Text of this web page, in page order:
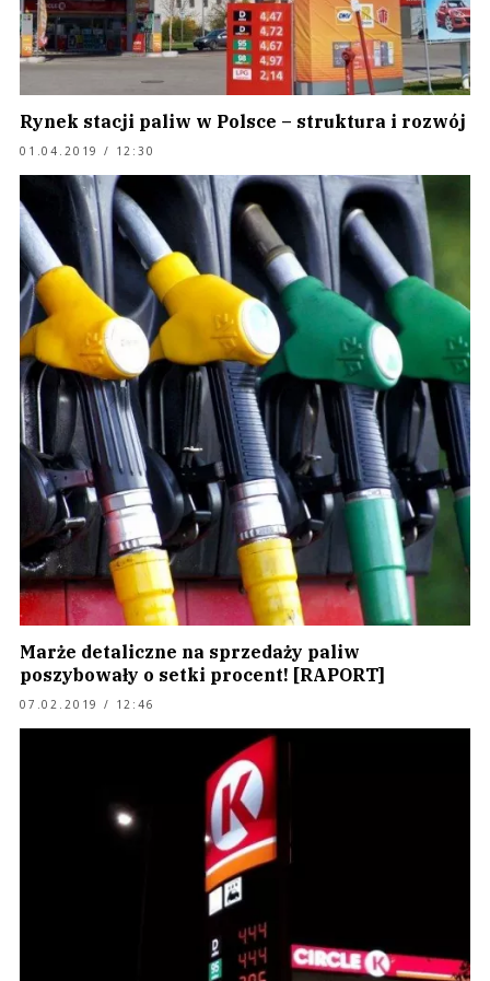
Rynek stacji paliw w Polsce – struktura i rozwój
01.04.2019 / 12:30
Marże detaliczne na sprzedaży paliw
poszybowały o setki procent! [RAPORT]
07.02.2019 / 12:46